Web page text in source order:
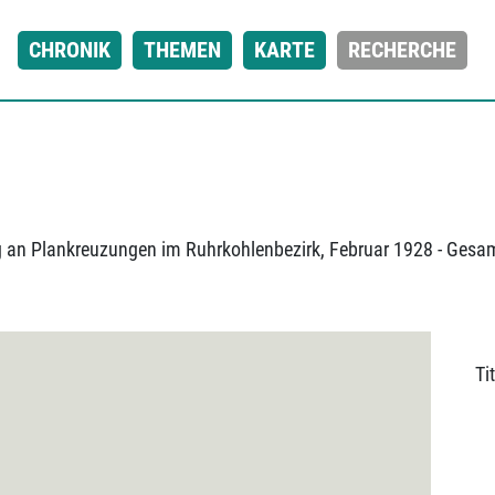
CHRONIK THEMEN KARTE RECHERCHE
Plankreuzungen im Ruhrkohlenbezirk, Februar 1928 -